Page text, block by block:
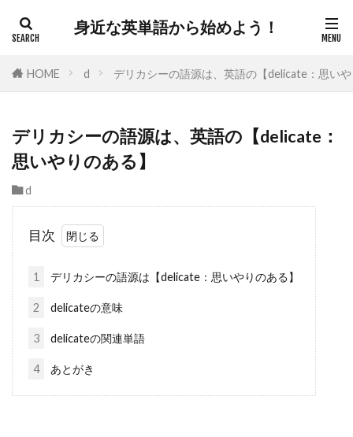
身近な英単語から始めよう！
HOME d デリカシーの語源は、英語の【delicate：思い
デリカシーの語源は、英語の【delicate：
思いやりのある】
d
目次
1 デリカシーの語源は【delicate：思いやりのある】
2 delicateの意味
3 delicateの関連単語
4 あとがき